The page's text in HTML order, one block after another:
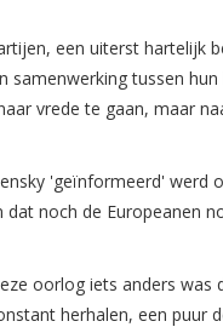
een uiterst hartelijk
samenwerking tussen hun
vrede te gaan, maar
'geïnformeerd' werd
noch de Europeanen
oorlog iets anders was
herhalen, een puur